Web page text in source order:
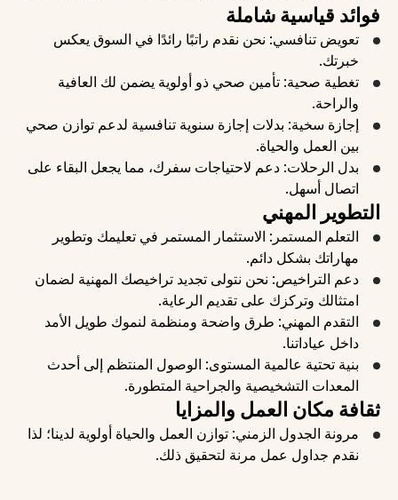
فوائد قياسية شاملة
خبرتك.
والراحة.
بين العمل والحياة.
اتصال أسهل.
التطوير المهني
مهاراتك بشكل دائم.
امتثالك وتركزك على تقديم الرعاية.
داخل عياداتنا.
المعدات التشخيصية والجراحية المتطورة.
ثقافة مكان العمل والمزايا
نقدم جداول عمل مرنة لتحقيق ذلك.